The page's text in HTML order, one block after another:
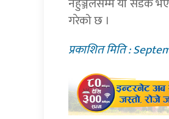
गरेको छ ।
प्रकाशित मिति :